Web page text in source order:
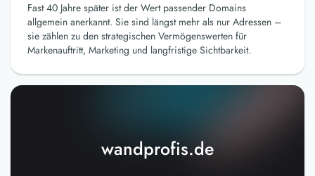
wandprofis.de
Fast 40 Jahre später ist der Wert passender Domains
allgemein anerkannt. Sie sind längst mehr als nur Adressen –
sie zählen zu den strategischen Vermögenswerten für
Markenauftritt, Marketing und langfristige Sichtbarkeit.